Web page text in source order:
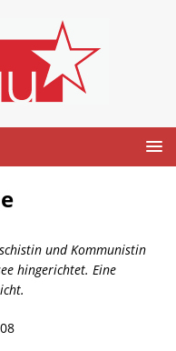
und Kommunistin
hingerichtet. Eine